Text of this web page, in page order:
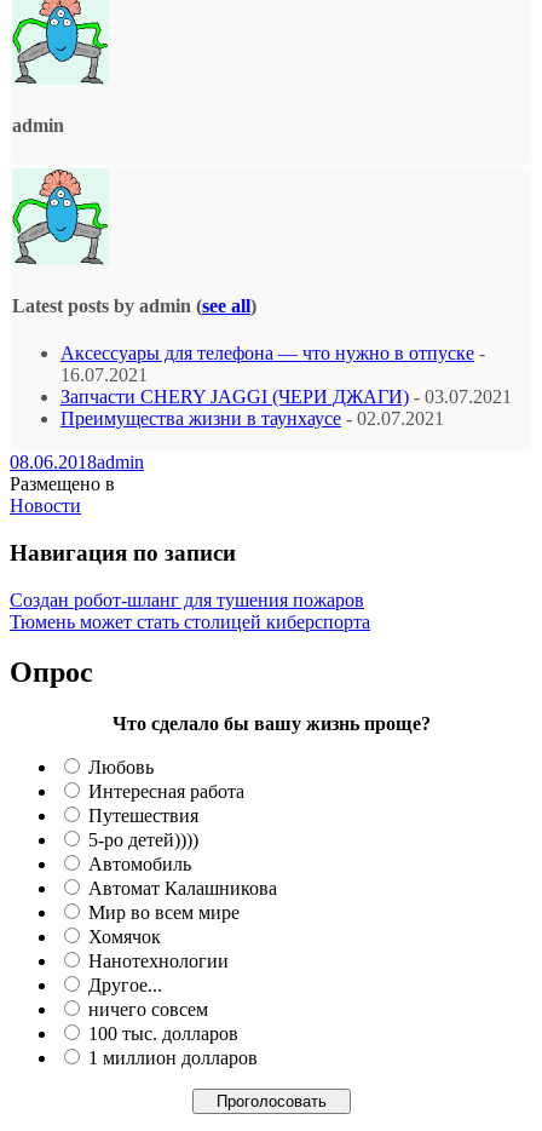
admin
Latest posts by admin (see all)
Аксессуары для телефона — что нужно в отпуске -
16.07.2021
Запчасти CHERY JAGGI (ЧЕРИ ДЖАГИ) - 03.07.2021
Преимущества жизни в таунхаусе - 02.07.2021
08.06.2018admin
Размещено в
Новости
Навигация по записи
Создан робот-шланг для тушения пожаров
Тюмень может стать столицей киберспорта
Опрос
Что сделало бы вашу жизнь проще?
Любовь
Интересная работа
Путешествия
5-ро детей))))
Автомобиль
Автомат Калашникова
Мир во всем мире
Хомячок
Нанотехнологии
Другое...
ничего совсем
100 тыс. долларов
1 миллион долларов